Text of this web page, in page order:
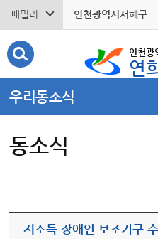
패밀리 인천광역시서해구
인천광
연
우리동소식
동소식
저소득 장애인 보조기구